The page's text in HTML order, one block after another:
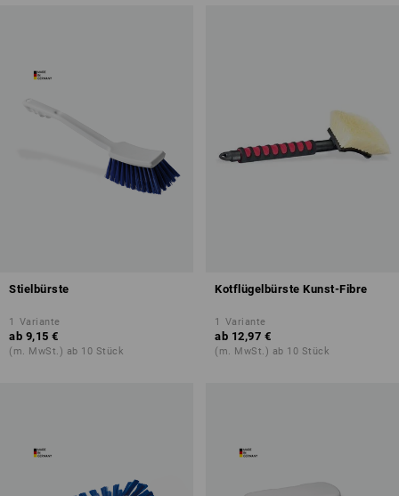
Stielbürste
1 Variante
ab 9,15 €
(m. MwSt.) ab 10 Stück
Kotflügelbürste Kunst-Fibre
1 Variante
ab 12,97 €
(m. MwSt.) ab 10 Stück